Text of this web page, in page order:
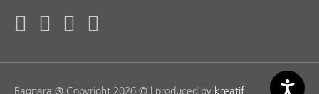
Bagnara ® Copyright 2026 © | produced by kreatif